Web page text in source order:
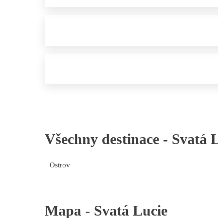
Všechny destinace - Svatá
Ostrov
Mapa - Svatá Lucie